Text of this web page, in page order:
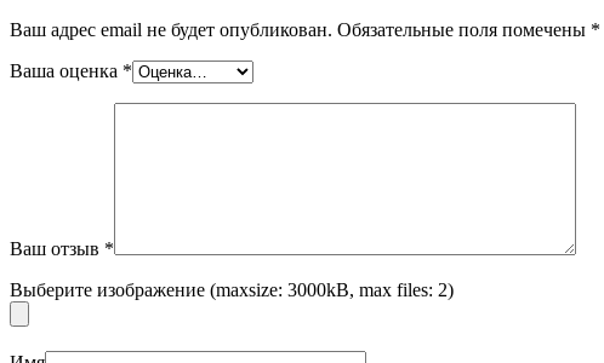
Ваш адрес email не будет опубликован. Обязательные поля помечены *
Ваша оценка *
Ваш отзыв *
Выберите изображение (maxsize: 3000kB, max files: 2)